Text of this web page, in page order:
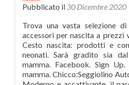
Pubblicato il 30 Dicembre 2020
Trova una vasta selezione
accessori per nascita a prezzi
Cesto nascita: prodotti e
neonati. Sarà gradito sia
mamma. Facebook. Sign
mamma. Chicco:Seggiolino